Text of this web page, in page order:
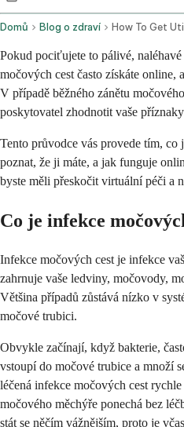
Domů Blog o zdraví
Pokud pociťujete to pálivé,
močových cest často získáte online,
V případě běžného zánětu
poskytovatel zhodnotit vaše
Tento průvodce vás provede tím,
poznat, že ji máte, a jak funguje
byste měli přeskočit virtuální péči a
Co je infekce
Infekce močových cest je infekce
zahrnuje vaše ledviny, močovody,
Většina případů zůstává nízko v
močové trubici.
Obvykle začínají, když bakterie,
vstoupí do močové trubice a množí
léčená infekce močových cest
močového měchýře ponechá bez
stát se něčím vážnějším, proto je